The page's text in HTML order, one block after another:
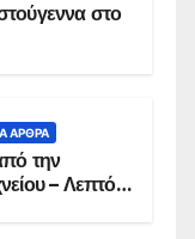
στο
ΑΡΘΡΑ
την
– Λεπτό